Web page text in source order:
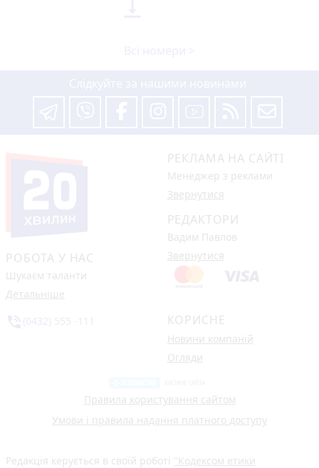
РОБОТА У НАС
Шукаєм таланти
Детальніше
РЕКЛАМА НА САЙТІ
Менеджер з реклами
Звернутися
РЕДАКТОРИ
Вадим Павлов
Звернутися
КОРИСНЕ
Новини компаній
Огляди
Правила користування сайтом
Умови і правила надання платного доступу
Редакція керується в своїй роботі "Кодексом етики